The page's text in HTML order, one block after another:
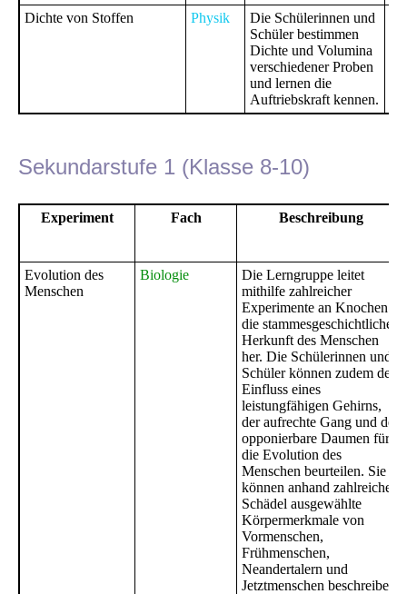
Dichte von Stoffen Physik
Die Schülerinnen und
Schüler bestimmen
Dichte und Volumina
verschiedener Proben
und lernen die
Auftriebskraft kennen.
Sekundarstufe 1 (Klasse 8-10)
Experiment Fach Beschreibung
Evolution des
Menschen
Biologie
Die Lerngruppe leitet
mithilfe zahlreicher
Experimente an Knochen
die stammesgeschichtliche
Herkunft des Menschen
her. Die Schülerinnen und
Schüler können zudem den
Einfluss eines
leistungfähigen Gehirns,
der aufrechte Gang und der
opponierbare Daumen für
die Evolution des
Menschen beurteilen. Sie
können anhand zahlreicher
Schädel ausgewählte
Körpermerkmale von
Vormenschen,
Frühmenschen,
Neandertalern und
Jetztmenschen beschreiben.